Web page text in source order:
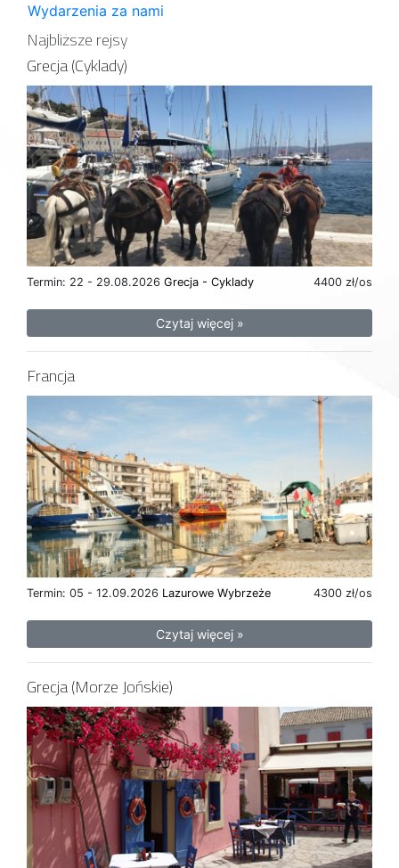
Wydarzenia za nami
Najbliższe rejsy
Grecja (Cyklady)
Termin: 22 - 29.08.2026 4400 zł/os
Grecja - Cyklady
Czytaj więcej »
Francja
Termin: 05 - 12.09.2026 4300 zł/os
Lazurowe Wybrzeże
Czytaj więcej »
Grecja (Morze Jońskie)